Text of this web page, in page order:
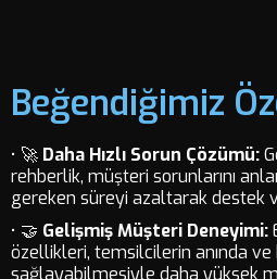
Beğendiğimiz
• 🚀 Daha Hızlı Sorun Çözümü:
rehberlik, müşteri sorunlarını
gereken süreyi azaltarak destek
• 🤝 Gelişmiş Müşteri Deneyimi:
özellikleri, temsilcilerin anında ve
sağlayabilmesiyle daha yüksek